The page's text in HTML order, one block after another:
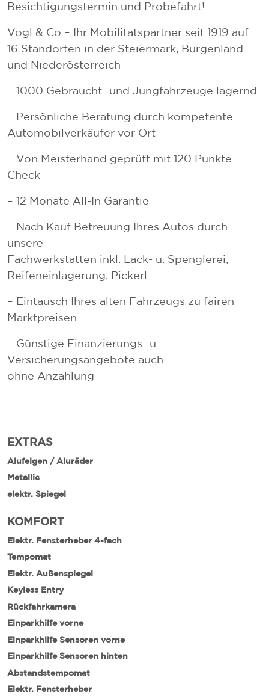
Besichtigungstermin und Probefahrt!
Vogl & Co – Ihr Mobilitätspartner seit 1919 auf
16 Standorten in der Steiermark, Burgenland
und Niederösterreich
– 1000 Gebraucht- und Jungfahrzeuge lagernd
– Persönliche Beratung durch kompetente
Automobilverkäufer vor Ort
– Von Meisterhand geprüft mit 120 Punkte
Check
– 12 Monate All-In Garantie
– Nach Kauf Betreuung Ihres Autos durch
unsere
Fachwerkstätten inkl. Lack- u. Spenglerei,
Reifeneinlagerung, Pickerl
– Eintausch Ihres alten Fahrzeugs zu fairen
Marktpreisen
– Günstige Finanzierungs- u.
Versicherungsangebote auch
ohne Anzahlung
EXTRAS
Alufelgen / Aluräder
Metallic
elektr. Spiegel
KOMFORT
Elektr. Fensterheber 4-fach
Tempomat
Elektr. Außenspiegel
Keyless Entry
Rückfahrkamera
Einparkhilfe vorne
Einparkhilfe Sensoren vorne
Einparkhilfe Sensoren hinten
Abstandstempomat
Elektr. Fensterheber